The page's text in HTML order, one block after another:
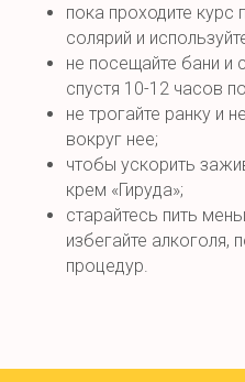
пока проходите курс
солярий и
не посещайте бани и
спустя 10-12 часов
не трогайте ранку и
вокруг нее;
чтобы ускорить
крем «Гируда»;
старайтесь пить
избегайте алкоголя,
процедур.